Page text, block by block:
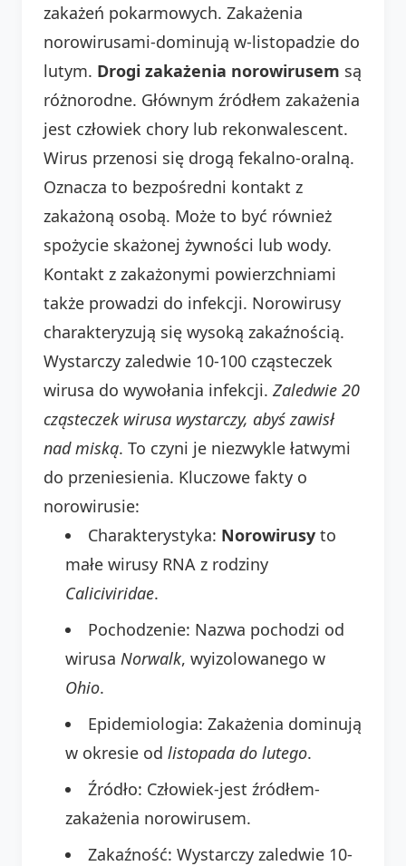
zakażeń pokarmowych. Zakażenia
norowirusami-dominują w-listopadzie do
lutym. Drogi zakażenia norowirusem są
różnorodne. Głównym źródłem zakażenia
jest człowiek chory lub rekonwalescent.
Wirus przenosi się drogą fekalno-oralną.
Oznacza to bezpośredni kontakt z
zakażoną osobą. Może to być również
spożycie skażonej żywności lub wody.
Kontakt z zakażonymi powierzchniami
także prowadzi do infekcji. Norowirusy
charakteryzują się wysoką zakaźnością.
Wystarczy zaledwie 10-100 cząsteczek
wirusa do wywołania infekcji. Zaledwie 20
cząsteczek wirusa wystarczy, abyś zawisł
nad miską. To czyni je niezwykle łatwymi
do przeniesienia. Kluczowe fakty o
norowirusie:
Charakterystyka: Norowirusy to
małe wirusy RNA z rodziny
Caliciviridae.
Pochodzenie: Nazwa pochodzi od
wirusa Norwalk, wyizolowanego w
Ohio.
Epidemiologia: Zakażenia dominują
w okresie od listopada do lutego.
Źródło: Człowiek-jest źródłem-
zakażenia norowirusem.
Zakaźność: Wystarczy zaledwie 10-